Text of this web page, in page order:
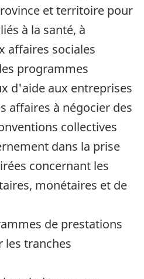
et territoire pour
à la santé, à
affaires sociales
programmes
d'aide aux entreprises
affaires à négocier des
collectives
dans la prise
concernant les
monétaires et de
de prestations
les tranches